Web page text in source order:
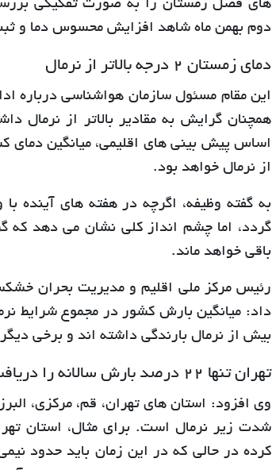
های فصل زمستان را به صورت تفکیکی بررسی
دوم بهمن ماه شاهد افزایش محسوس دما و ثبت
دمای زمستان 2 درجه بالاتر از نرمال
این مقام مسئول سازمان هواشناسی درباره
همچنان گرایش به مقادیر بالاتر از نرمال
از نرمال خواهد بود.
به گفته وظیفه، اگرچه در هفته های آینده
گردد، اما چشم انداز کلی نشان می دهد که
باقی خواهد ماند.
رئیس مرکز ملی اقلیم و مدیریت بحران
داد: میانگین بارش کشور در مجموع شرایط
بیش از نرمال بارندگی داشته اند و برخی
تهران تنها 22 درصد بارش سالانه را دریافت کرده است
وی افزود: استان های تهران، قم، مرکزی،